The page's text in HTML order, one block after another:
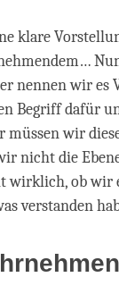
klare
nennen wir es
Begriff dafür
müssen wir
nicht die
wirklich, ob wir
verstanden